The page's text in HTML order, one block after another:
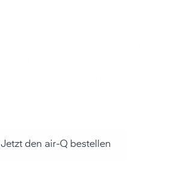
Jetzt den air-Q bestellen